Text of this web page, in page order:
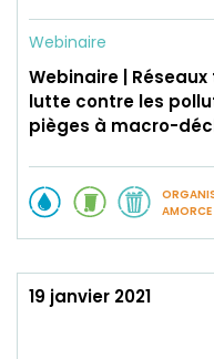
Webinaire
Webinaire |
lutte contre les
pièges à macro-
AMORCE
19 janvier 2021